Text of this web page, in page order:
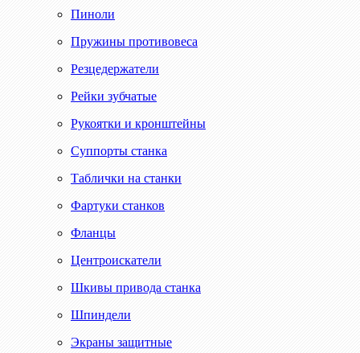
Пиноли
Пружины противовеса
Резцедержатели
Рейки зубчатые
Рукоятки и кронштейны
Суппорты станка
Таблички на станки
Фартуки станков
Фланцы
Центроискатели
Шкивы привода станка
Шпиндели
Экраны защитные